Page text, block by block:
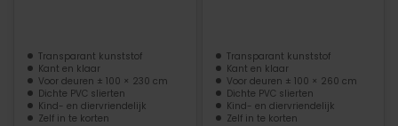
Transparant kunststof
Kant en klaar
Voor deuren ± 100 × 230 cm
Dichte PVC slierten
Kind- en diervriendelijk
Zelf in te korten
Transparant kunststof
Kant en klaar
Voor deuren ± 100 × 260 cm
Dichte PVC slierten
Kind- en diervriendelijk
Zelf in te korten